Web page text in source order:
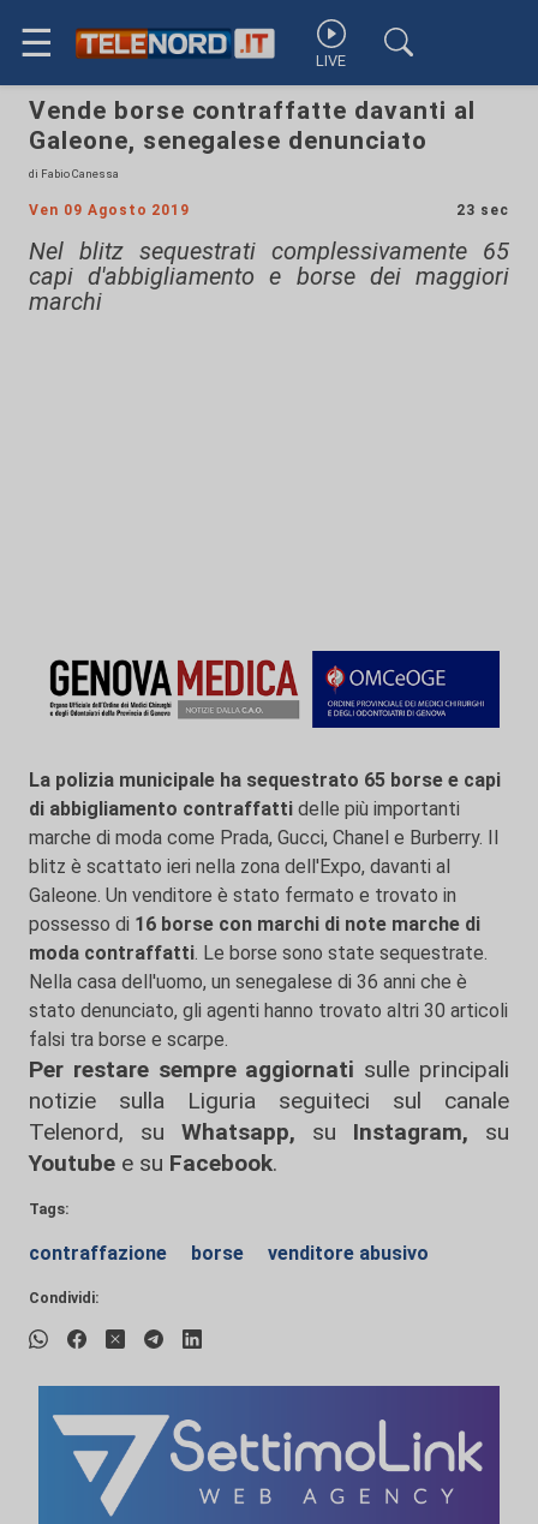
☰ LIVE
Vende borse contraffatte davanti al
Galeone, senegalese denunciato
di Fabio Canessa
Ven 09 Agosto 2019 23 sec
Nel blitz sequestrati complessivamente 65
capi d'abbigliamento e borse dei maggiori
marchi
La polizia municipale ha sequestrato 65 borse e capi
di abbigliamento contraffatti delle più importanti
marche di moda come Prada, Gucci, Chanel e Burberry. Il
blitz è scattato ieri nella zona dell'Expo, davanti al
Galeone. Un venditore è stato fermato e trovato in
possesso di 16 borse con marchi di note marche di
moda contraffatti. Le borse sono state sequestrate.
Nella casa dell'uomo, un senegalese di 36 anni che è
stato denunciato, gli agenti hanno trovato altri 30 articoli
falsi tra borse e scarpe.
Per restare sempre aggiornati sulle principali
notizie sulla Liguria seguiteci sul canale
Telenord, su
Whatsapp, su Instagram, su
Youtube e su Facebook.
Tags:
contraffazione borse venditore abusivo
Condividi: